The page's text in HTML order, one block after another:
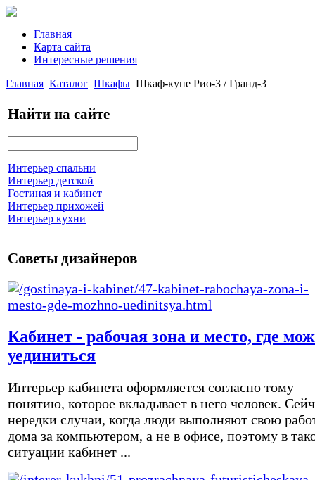
Главная
Карта сайта
Интересные решения
Главная Каталог Шкафы Шкаф-купе Рио-3 / Гранд-3
Найти на сайте
Интерьер спальни
Интерьер детской
Гостиная и кабинет
Интерьер прихожей
Интерьер кухни
Советы дизайнеров
Кабинет - рабочая зона и место, где
уединиться
Интерьер кабинета оформляется согласно тому
понятию, которое вкладывает в него человек.
нередки случаи, когда люди выполняют свою
дома за компьютером, а не в офисе, поэтому в
ситуации кабинет ...